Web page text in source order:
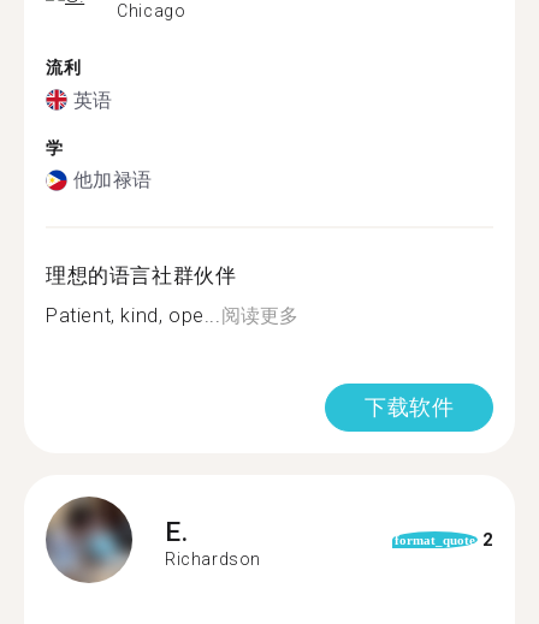
Chicago
流利
英语
学
他加禄语
理想的语言社群伙伴
Patient, kind, ope...阅读更多
下载软件
E.
Richardson
format_quote 2